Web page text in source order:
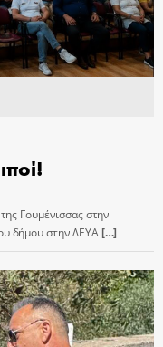
Γουμένισσας στην
δήμου στην ΔΕΥΑ[…]